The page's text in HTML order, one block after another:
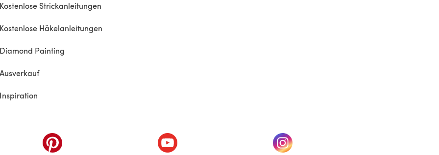
Kostenlose Strickanleitungen
Kostenlose Häkelanleitungen
Diamond Painting
Ausverkauf
Inspiration
neuen Tab)(öffnet sich in einem neuen Tab)(öffnet sich in einem neuen Tab)(öffnet sich in einem neuen Tab)